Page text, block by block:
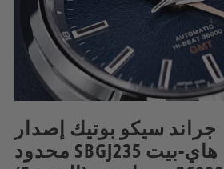
جراند سيكو بوتيك إصدار
محدود SBGJ235 هاي-بيت